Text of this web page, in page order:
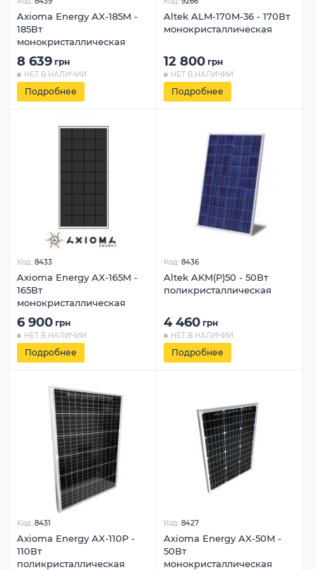
Axioma Energy AX-185M -
185Вт
монокристаллическая
8 639 грн
НЕТ В НАЛИЧИИ
Подробнее
Altek ALM‐170M‐36 - 170Вт
монокристаллическая
12 800 грн
НЕТ В НАЛИЧИИ
Подробнее
Код: 8433
Axioma Energy AX-165M -
165Вт
монокристаллическая
6 900 грн
НЕТ В НАЛИЧИИ
Подробнее
Код: 8436
Altek AKM(P)50 - 50Вт
поликристаллическая
4 460 грн
НЕТ В НАЛИЧИИ
Подробнее
Код: 8431
Axioma Energy AX-110P -
110Вт
поликристаллическая
Код: 8427
Axioma Energy AX-50M -
50Вт
монокристаллическая